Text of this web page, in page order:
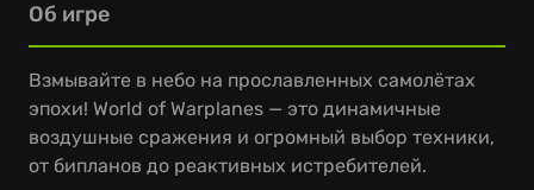
Об игре
Взмывайте в небо на прославленных самолётах
эпохи! World of Warplanes — это динамичные
воздушные сражения и огромный выбор техники,
от бипланов до реактивных истребителей.